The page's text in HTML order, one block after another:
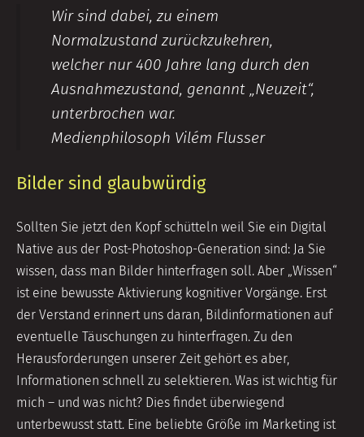
Wir sind dabei, zu einem
Normalzustand zurückzukehren,
welcher nur 400 Jahre lang durch den
Ausnahmezustand, genannt „Neuzeit“,
unterbrochen war.
Medienphilosoph Vilém Flusser
Bilder sind glaubwürdig
Sollten Sie jetzt den Kopf schütteln weil Sie ein Digital
Native aus der Post-Photoshop-Generation sind: Ja Sie
wissen, dass man Bilder hinterfragen soll. Aber „Wissen“
ist eine bewusste Aktivierung kognitiver Vorgänge. Erst
der Verstand erinnert uns daran, Bildinformationen auf
eventuelle Täuschungen zu hinterfragen. Zu den
Herausforderungen unserer Zeit gehört es aber,
Informationen schnell zu selektieren. Was ist wichtig für
mich – und was nicht? Dies findet überwiegend
unterbewusst statt. Eine beliebte Größe im Marketing ist